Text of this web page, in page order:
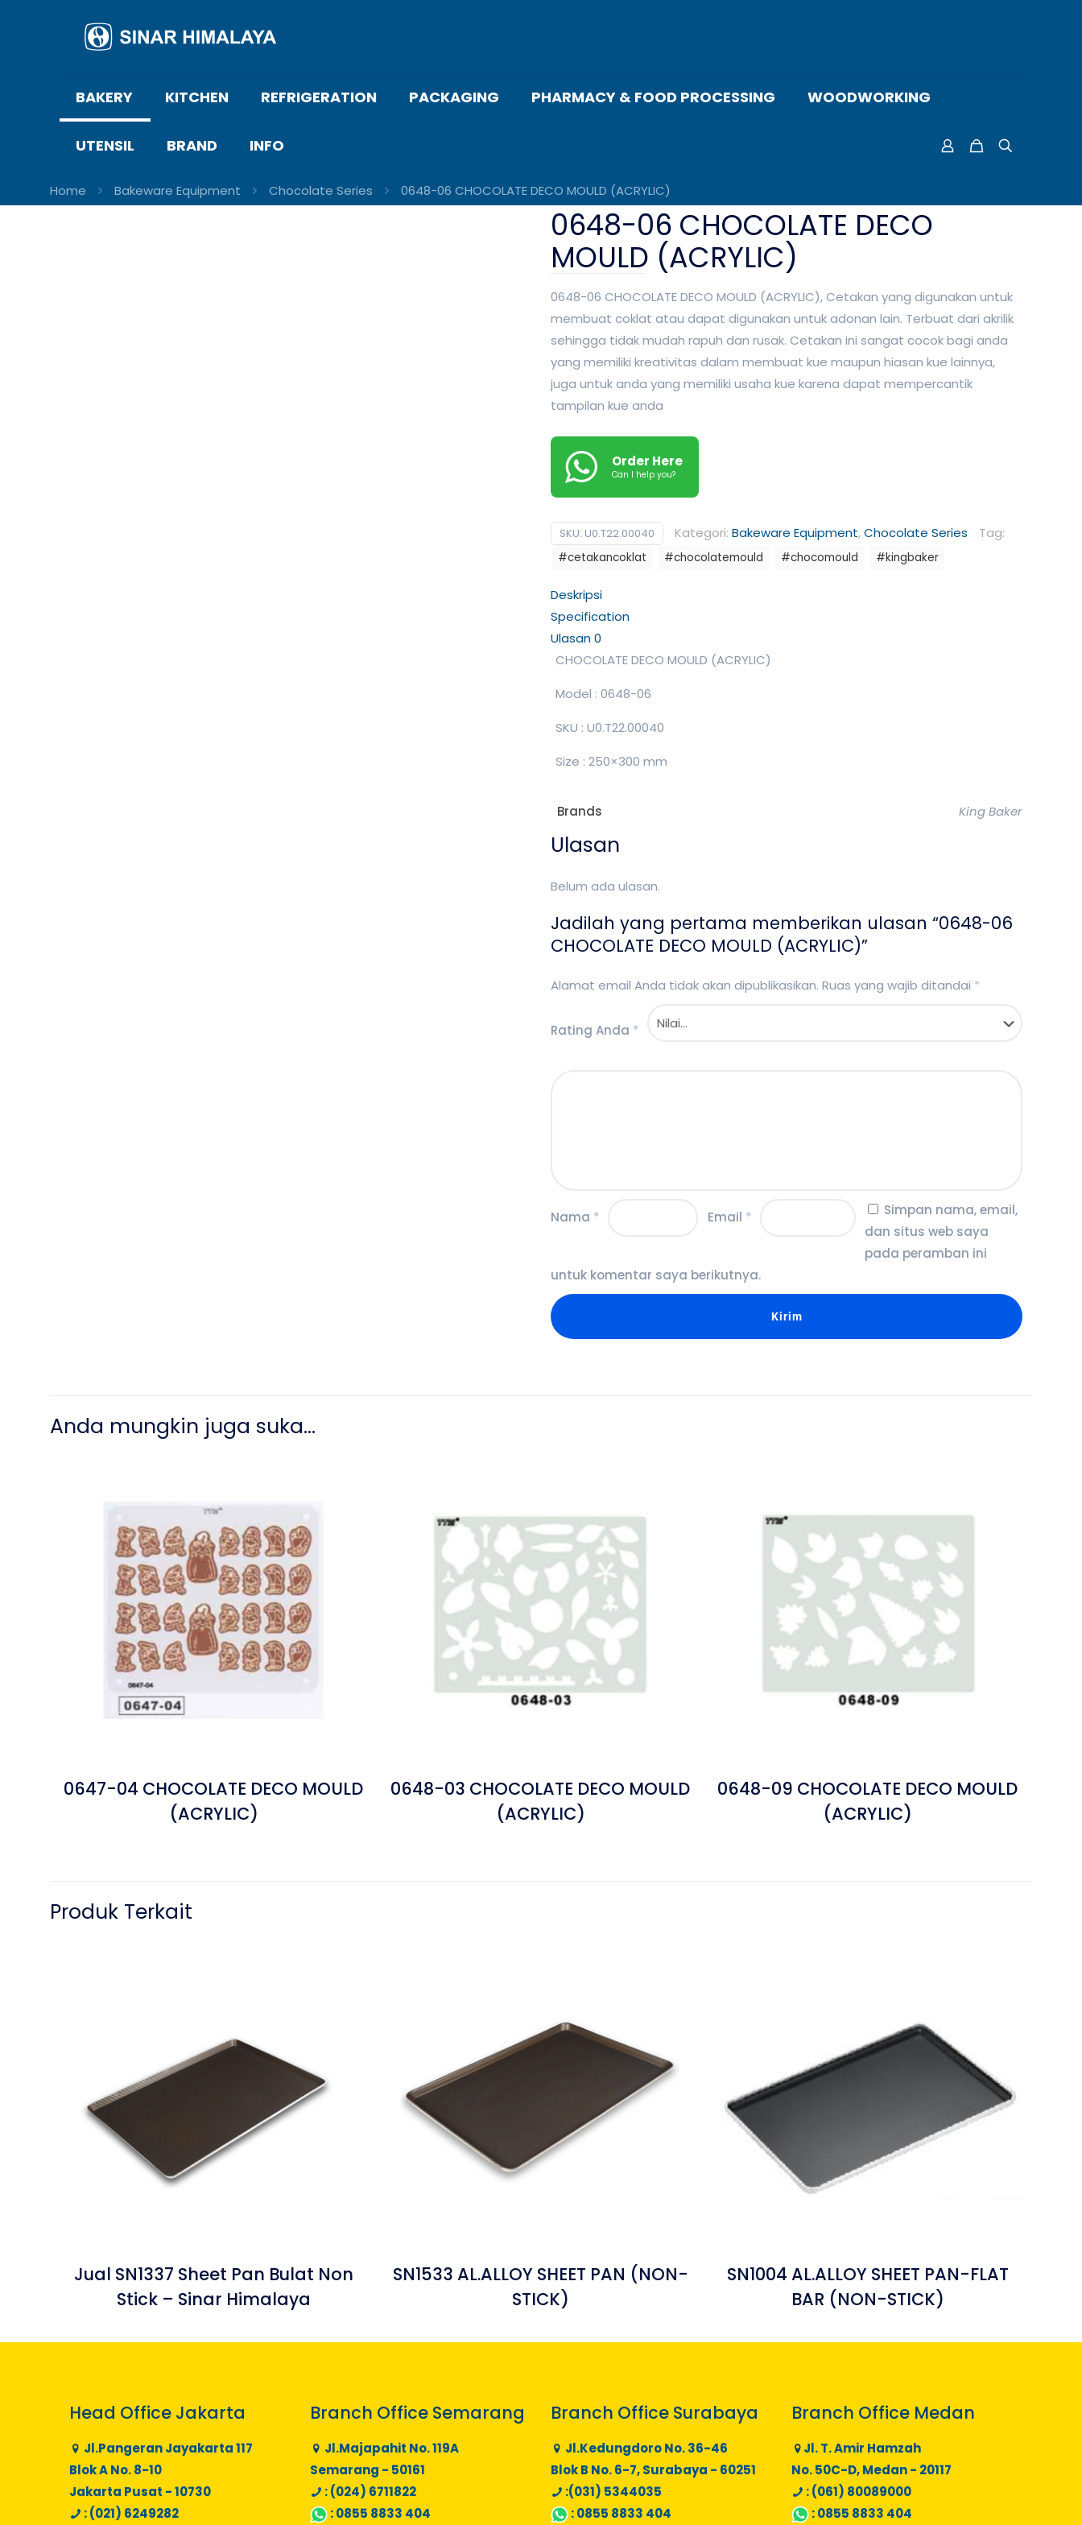
BAKERY KITCHEN REFRIGERATION PACKAGING PHARMACY & FOOD PROCESSING WOODWORKING
UTENSIL BRAND INFO
Home Bakeware Equipment Chocolate Series 0648-06 CHOCOLATE DECO MOULD (ACRYLIC)
0648-06 CHOCOLATE DECO
MOULD (ACRYLIC)
0648-06 CHOCOLATE DECO MOULD (ACRYLIC), Cetakan yang digunakan untuk
membuat coklat atau dapat digunakan untuk adonan lain. Terbuat dari akrilik
sehingga tidak mudah rapuh dan rusak. Cetakan ini sangat cocok bagi anda
yang memiliki kreativitas dalam membuat kue maupun hiasan kue lainnya,
juga untuk anda yang memiliki usaha kue karena dapat mempercantik
tampilan kue anda
Order Here
Can I help you?
SKU: U0.T22.00040 Kategori: Bakeware Equipment,Chocolate Series Tag:
#cetakancoklat #chocolatemould #chocomould #kingbaker
Deskripsi
Specification
Ulasan0
CHOCOLATE DECO MOULD (ACRYLIC)
Model : 0648-06
SKU : U0.T22.00040
Size : 250×300 mm
Brands King Baker
Ulasan
Belum ada ulasan.
Jadilah yang pertama memberikan ulasan “0648-06
CHOCOLATE DECO MOULD (ACRYLIC)”
Alamat email Anda tidak akan dipublikasikan. Ruas yang wajib ditandai *
Rating Anda *
Nama * Email *
Simpan nama, email,
dan situs web saya
pada peramban ini
untuk komentar saya berikutnya.
Anda mungkin juga suka…
0647-04 CHOCOLATE DECO MOULD
(ACRYLIC)
0648-03 CHOCOLATE DECO MOULD
(ACRYLIC)
0648-09 CHOCOLATE DECO MOULD
(ACRYLIC)
Produk Terkait
Jual SN1337 Sheet Pan Bulat Non
Stick – Sinar Himalaya
SN1533 AL.ALLOY SHEET PAN (NON-
STICK)
SN1004 AL.ALLOY SHEET PAN-FLAT
BAR (NON-STICK)
Head Office Jakarta
Jl.Pangeran Jayakarta 117
Blok A No. 8-10
Jakarta Pusat - 10730
: (021) 6249282
Branch Office Semarang
Jl.Majapahit No. 119A
Semarang - 50161
: (024) 6711822
:0855 8833 404
Branch Office Surabaya
Jl.Kedungdoro No. 36-46
Blok B No. 6-7, Surabaya - 60251
:(031) 5344035
:0855 8833 404
Branch Office Medan
Jl. T. Amir Hamzah
No. 50C-D, Medan - 20117
: (061) 80089000
:0855 8833 404